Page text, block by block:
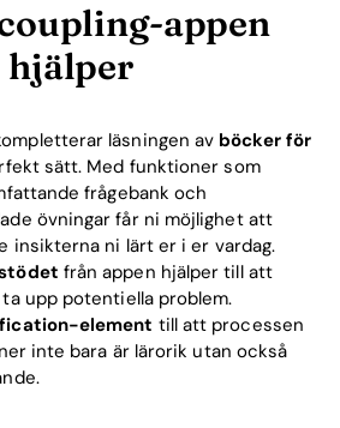
appen
hjälper
läsningen av böcker för
sätt. Med funktioner som
frågebank och
övningar får ni möjlighet att
insikterna ni lärt er i er vardag.
från appen hjälper till att
upp potentiella problem.
element till att processen
inte bara är lärorik utan också